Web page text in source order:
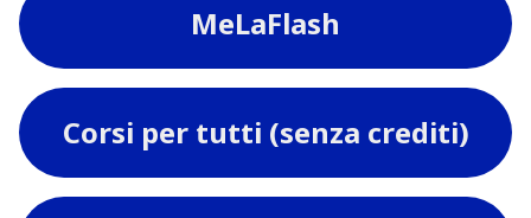
MeLaFlash
Corsi per tutti (senza crediti)